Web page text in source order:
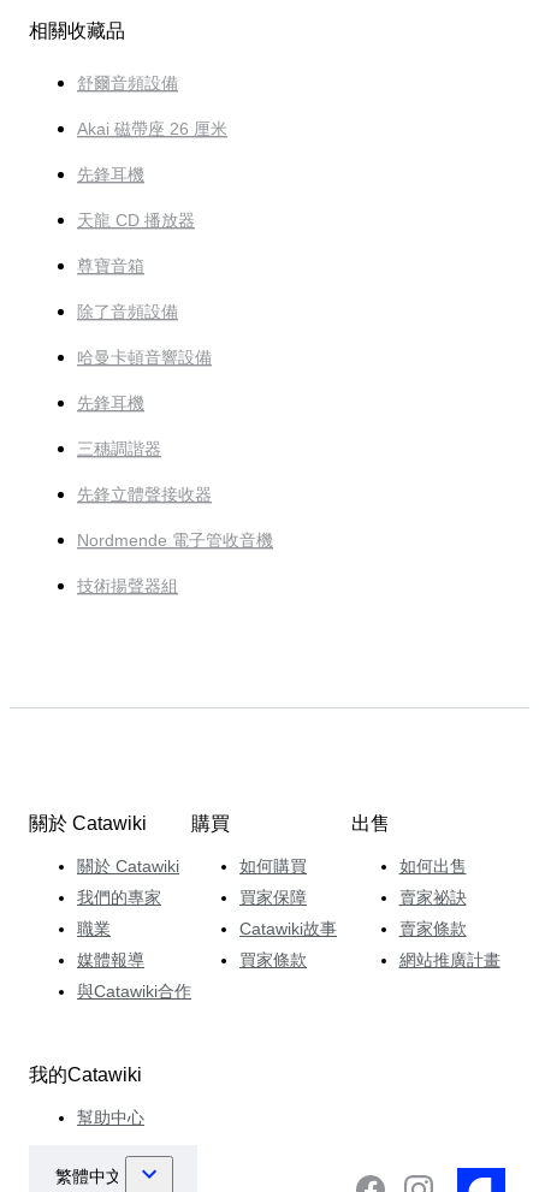
相關收藏品
舒爾音頻設備
Akai 磁帶座 26 厘米
先鋒耳機
天龍 CD 播放器
尊寶音箱
除了音頻設備
哈曼卡頓音響設備
先鋒耳機
三穗調諧器
先鋒立體聲接收器
Nordmende 電子管收音機
技術揚聲器組
關於 Catawiki
關於 Catawiki
我們的專家
職業
媒體報導
與Catawiki合作
購買
如何購買
買家保障
Catawiki故事
買家條款
出售
如何出售
賣家祕訣
賣家條款
網站推廣計畫
我的Catawiki
幫助中心